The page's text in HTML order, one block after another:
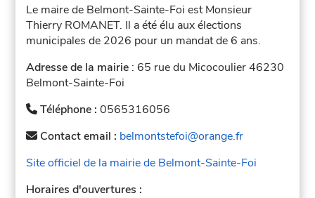
Le maire de Belmont-Sainte-Foi est Monsieur
Thierry ROMANET. Il a été élu aux élections
municipales de 2026 pour un mandat de 6 ans.
Adresse de la mairie : 65 rue du Micocoulier 46230
Belmont-Sainte-Foi
Téléphone :0565316056
Contact email : belmontstefoi@orange.fr
Site officiel de la mairie de Belmont-Sainte-Foi
Horaires d'ouvertures :